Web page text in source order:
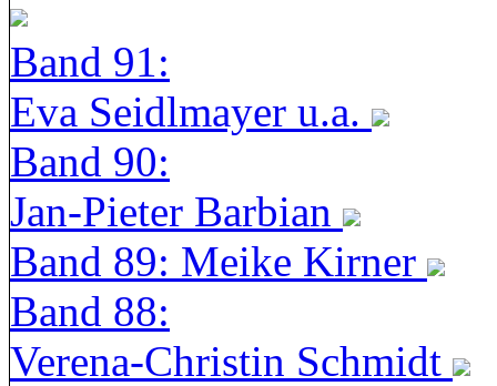
Band 91:
Eva Seidlmayer u.a.
Band 90:
Jan-Pieter Barbian
Band 89: Meike Kirner
Band 88:
Verena-Christin Schmidt